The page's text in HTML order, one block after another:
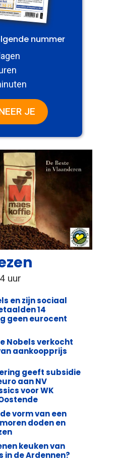
nummer
JE
uur
en zijn sociaal
14
geen eurocent
Nobels verkocht
aankoopprijs
geeft subsidie
aan NV
voor WK
vorm van een
doden en
keuken van
in de Ardennen?